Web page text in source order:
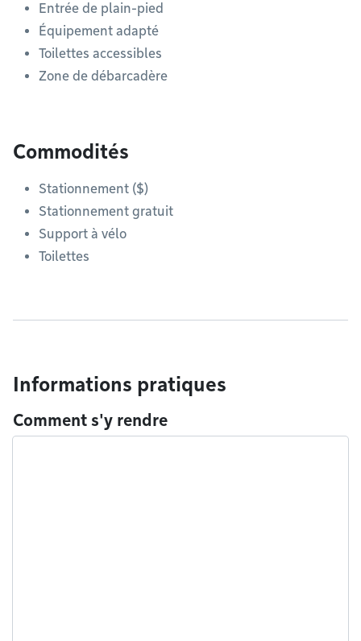
Entrée de plain-pied
Équipement adapté
Toilettes accessibles
Zone de débarcadère
Commodités
Stationnement ($)
Stationnement gratuit
Support à vélo
Toilettes
Informations pratiques
Comment s'y rendre